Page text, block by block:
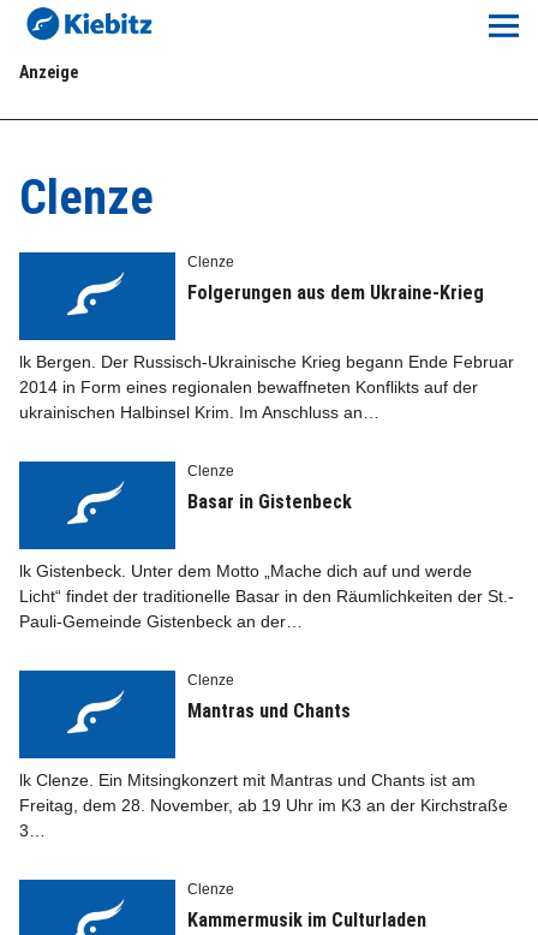
Kiebitz-Online
Anzeigenpreise
Meine Region Online
Elbeflirt
Unser Team
Anzeige
Clenze
Clenze
Folgerungen aus dem Ukraine-Krieg
lk Bergen. Der Russisch-Ukrainische Krieg begann Ende Fe­bruar
2014 in Form eines regionalen bewaffneten Konflikts auf der
ukrainischen Halbinsel Krim. Im Anschluss an…
Clenze
Basar in Gistenbeck
lk Gistenbeck. Unter dem Motto „Mache dich auf und werde
Licht“ findet der traditionelle Basar in den Räumlichkeiten der St.-
Pauli-Gemeinde Gistenbeck an der…
Clenze
Mantras und Chants
lk Clenze. Ein Mitsingkonzert mit Mantras und Chants ist am
Freitag, dem 28. November, ab 19 Uhr im K3 an der Kirchstraße
3…
Clenze
Kammermusik im Culturladen